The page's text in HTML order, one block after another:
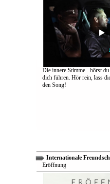
Die innere Stimme - hörst du
dich führen. Hör rein, lass
den Song!
Internationale
Eröffnung